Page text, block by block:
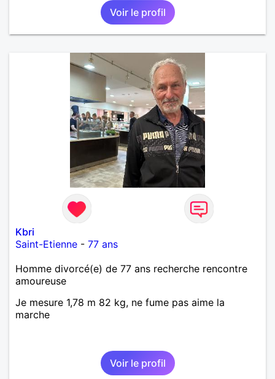
Voir le profil
Kbri
Saint-Etienne - 77 ans
Homme divorcé(e) de 77 ans recherche rencontre
amoureuse
Je mesure 1,78 m 82 kg, ne fume pas aime la
marche
Voir le profil